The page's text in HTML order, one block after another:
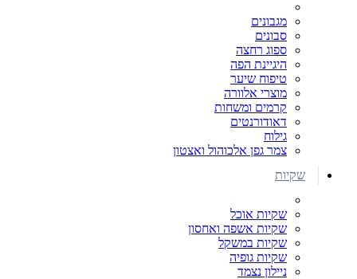
מגבונים
סבונים
ספוג רחצה
היגיינת הפה
טיפוח שיער
מוצרי אלוורה
קרמים ומשחות
דאודורנטים
גילוח
צמר גפן אלכוהול ואצטון
שקיות
שקיות אוכל
שקיות אשפה ואחסון
שקיות במשקל
שקיות גופיה
ניילון נצמד